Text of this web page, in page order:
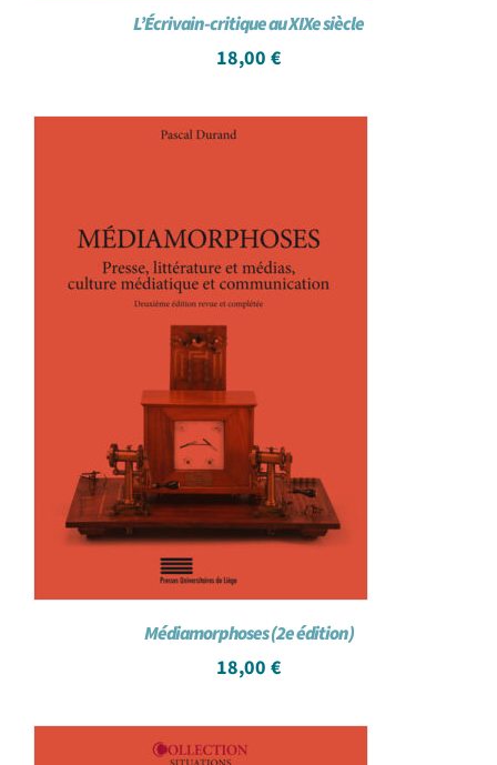
L’Écrivain-critique au XIXe siècle
18,00 €
Médiamorphoses (2e édition)
18,00 €